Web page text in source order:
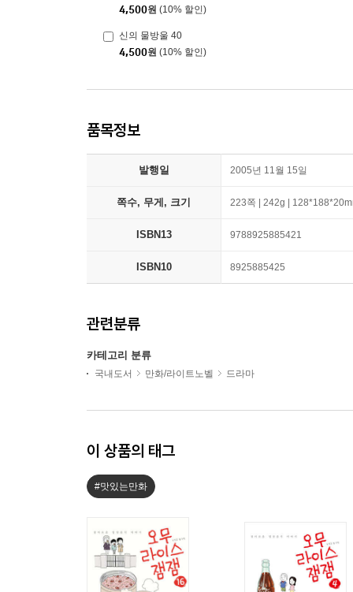
4,500원 (10% 할인)
신의 물방울 40
4,500원 (10% 할인)
품목정보
발행일 2005년 11월 15일
쪽수, 무게, 크기 223쪽 | 242g |
ISBN13 9788925885421
ISBN10 8925885425
관련분류
카테고리 분류
국내도서 만화/라이트노벨 드라마
이 상품의 태그
#맛있는만화